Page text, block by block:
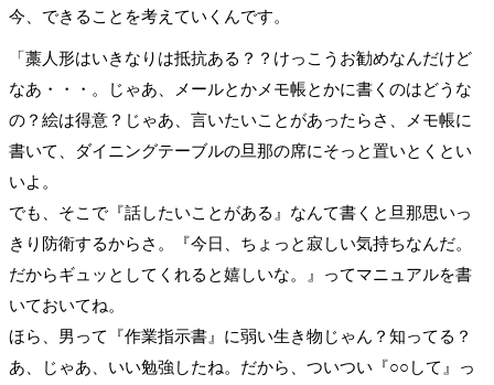
今、できることを考えていくんです。
「藁人形はいきなりは抵抗ある？？けっこうお勧めなんだけど
なあ・・・。じゃあ、メールとかメモ帳とかに書くのはどうな
の？絵は得意？じゃあ、言いたいことがあったらさ、メモ帳に
書いて、ダイニングテーブルの旦那の席にそっと置いとくとい
いよ。
でも、そこで『話したいことがある』なんて書くと旦那思いっ
きり防衛するからさ。『今日、ちょっと寂しい気持ちなんだ。
だからギュッとしてくれると嬉しいな。』ってマニュアルを書
いておいてね。
ほら、男って『作業指示書』に弱い生き物じゃん？知ってる？
あ、じゃあ、いい勉強したね。だから、ついつい『○○して』っ